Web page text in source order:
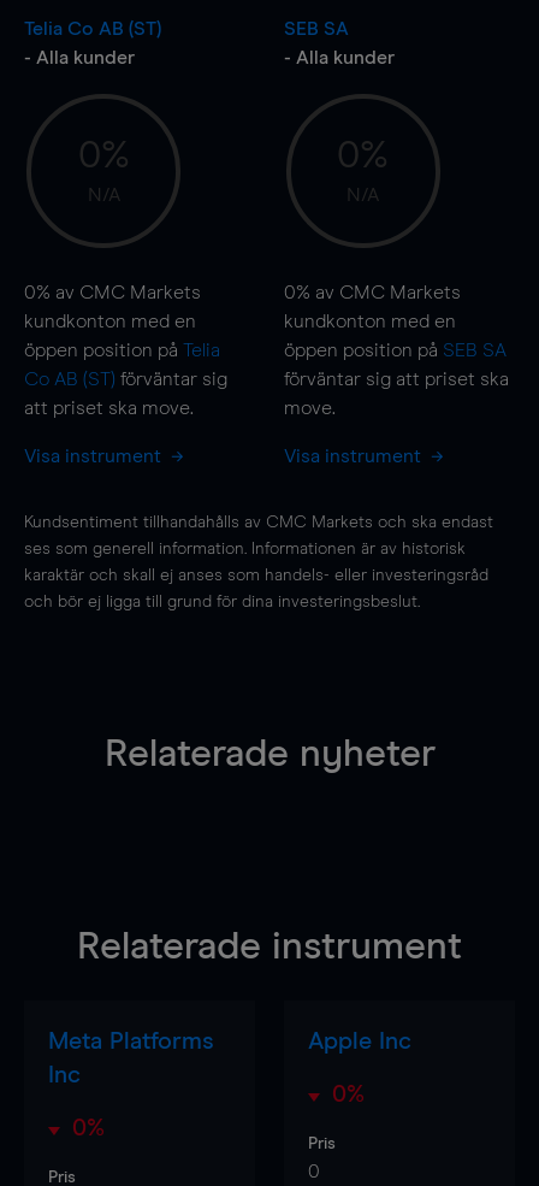
Telia Co AB (ST)
- Alla kunder
0%
N/A
0% av CMC Markets
kundkonton med en
öppen position på Telia
Co AB (ST) förväntar sig
att priset ska move.
Visa instrument
SEB SA
- Alla kunder
0%
N/A
0% av CMC Markets
kundkonton med en
öppen position på SEB SA
förväntar sig att priset ska
move.
Visa instrument
Kundsentiment tillhandahålls av CMC Markets och ska endast
ses som generell information. Informationen är av historisk
karaktär och skall ej anses som handels- eller investeringsråd
och bör ej ligga till grund för dina investeringsbeslut.
Relaterade nyheter
Relaterade instrument
Meta Platforms
Inc
0%
Pris
Apple Inc
0%
Pris
0